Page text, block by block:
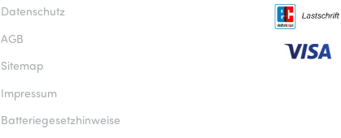
Datenschutz
AGB
Sitemap
Impressum
Batteriegesetzhinweise